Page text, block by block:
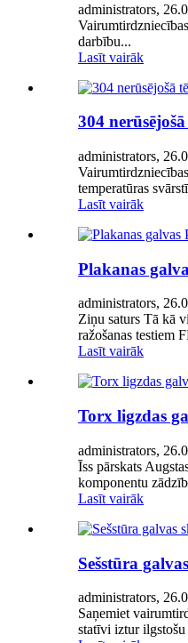
administrators,
darbību...
Lasīt vairāk
304
administrators,
temperatūras
Lasīt vairāk
Plakanas
administrators,
Ziņu saturs Tā kā
ražošanas testiem
Lasīt vairāk
Torx ligzdas
administrators,
Īss pārskats
komponentu
Lasīt vairāk
Sešstūra
administrators,
Saņemiet
statīvi iztur